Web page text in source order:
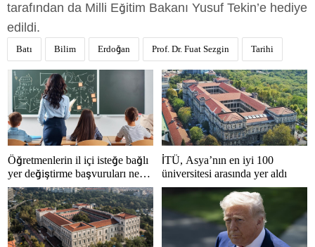
tarafından da Milli Eğitim Bakanı Yusuf Tekin’e hediye
edildi.
Batı Bilim Erdoğan Prof. Dr. Fuat Sezgin Tarihi
Öğretmenlerin il içi isteğe bağlı
yer değiştirme başvuruları ne
zaman?
İTÜ, Asya’nın en iyi 100
üniversitesi arasında yer aldı